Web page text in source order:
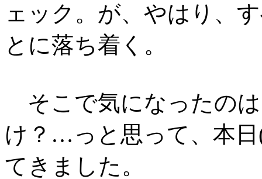
ェック。が、やはり、
とに落ち着く。
そこで気になったの
け？…っと思って、本
てきました。